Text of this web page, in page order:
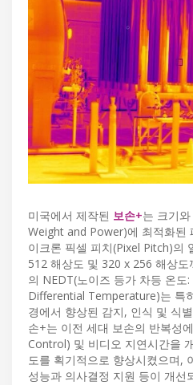
미국에서 제작된 보손+는 크기
Weight and Power)에 최적화된
이크론 픽셀 피치(Pixel Pitch)의
512 해상도 및 320 x 256 해상
의 NEDT(노이즈 등가 차등 온
Differential Temperature)는 특
경에서 향상된 감지, 인식 및 식
손+는 이전 세대 보손의 반복성
Control) 및 비디오 지연시간을
도를 획기적으로 향상시켰으며,
성능과 의사결정 지원 등이 개선